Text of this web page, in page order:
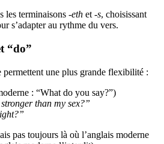
les terminaisons -eth et -s, choisissant
s’adapter au rythme du vers.
“do”
permettent une plus grande flexibilité :
: “What do you say?”)
than my sex?”
pas toujours là où l’anglais moderne